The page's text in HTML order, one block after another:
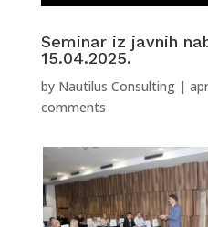
Seminar iz javnih
15.04.2025.
by Nautilus Consulting|
comments